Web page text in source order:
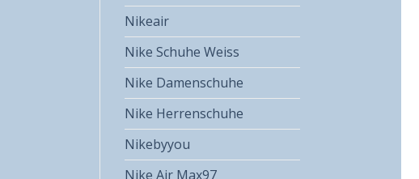
Nikeair
Nike Schuhe Weiss
Nike Damenschuhe
Nike Herrenschuhe
Nikebyyou
Nike Air Max97